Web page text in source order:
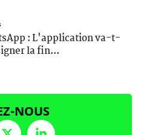
: L'application va-t-
la fin...
NOUS